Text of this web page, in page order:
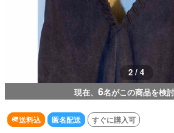
2 / 4
現在、 6名がこの商品を検
送料込 匿名配送 すぐに購入可